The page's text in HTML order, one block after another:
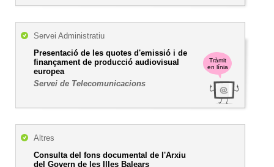
Tràmit
en línia
Servei Administratiu
Presentació de les quotes d'emissió i de
finançament de producció audiovisual
europea
Servei de Telecomunicacions
Altres
Consulta del fons documental de l'Arxiu
del Govern de les Illes Balears